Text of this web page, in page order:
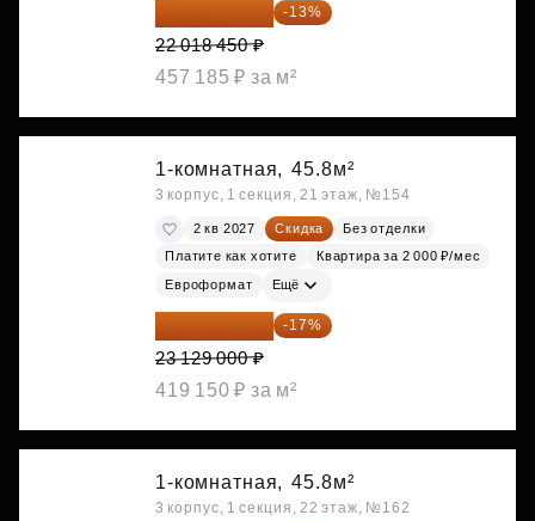
19 156 052 ₽ -13%
22 018 450 ₽
457 185 ₽ за м²
1-комнатная, 45.8м²
3 корпус, 1 секция, 21 этаж, №154
2 кв 2027 Скидка
Без отделки
Платите как хотите
Квартира за 2 000 ₽/мес
Евроформат Ещё
19 197 070 ₽ -17%
23 129 000 ₽
419 150 ₽ за м²
1-комнатная, 45.8м²
3 корпус, 1 секция, 22 этаж, №162